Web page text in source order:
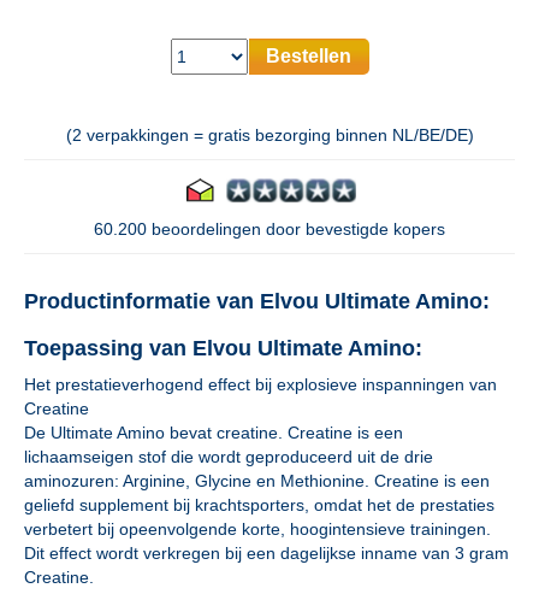
Bestellen
(2 verpakkingen = gratis bezorging binnen NL/BE/DE)
60.200 beoordelingen door bevestigde kopers
Productinformatie van Elvou Ultimate Amino:
Toepassing van Elvou Ultimate Amino:
Het prestatieverhogend effect bij explosieve inspanningen van
Creatine
De Ultimate Amino bevat creatine. Creatine is een
lichaamseigen stof die wordt geproduceerd uit de drie
aminozuren: Arginine, Glycine en Methionine. Creatine is een
geliefd supplement bij krachtsporters, omdat het de prestaties
verbetert bij opeenvolgende korte, hoogintensieve trainingen.
Dit effect wordt verkregen bij een dagelijkse inname van 3 gram
Creatine.